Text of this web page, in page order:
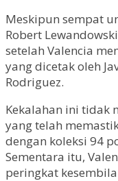
Meskipun sempat
Robert
setelah Valencia
yang dicetak oleh
Rodriguez.
Kekalahan ini tidak
yang telah
dengan koleksi 94
Sementara itu,
peringkat